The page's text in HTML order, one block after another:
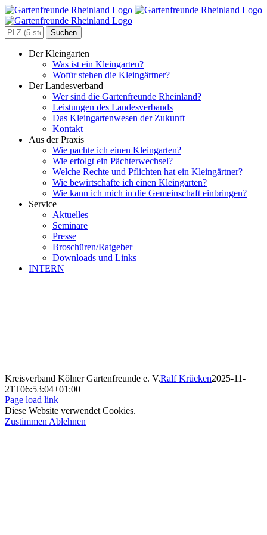
Zum
Inhalt
springen
Search
for:
Der Kleingarten
Was ist ein Kleingarten?
Wofür stehen die Kleingärtner?
Der Landesverband
Wer sind die Gartenfreunde Rheinland?
Leistungen des Landesverbands
Das Kleingartenwesen der Zukunft
Kontakt
Aus der Praxis
Wie pachte ich einen Kleingarten?
Wie erfolgt ein Pächterwechsel?
Welche Rechte und Pflichten hat ein Kleingärtner?
Wie bewirtschafte ich einen Kleingarten?
Wie kann ich mich in die Gemeinschaft einbringen?
Service
Aktuelles
Seminare
Presse
Broschüren/Ratgeber
Downloads und Links
INTERN
Kreisverband Kölner Gartenfreunde e. V.Ralf Krücken2025-11-
21T06:53:04+01:00
Page load link
Diese Website verwendet Cookies.
Zustimmen Ablehnen